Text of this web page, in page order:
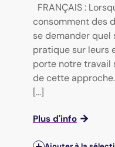
FRANÇAIS :
consomment des
se demander quel
pratique sur leurs
porte notre travail
de cette
[...]
Plus d'info